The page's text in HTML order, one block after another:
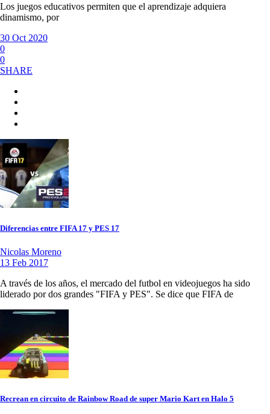
Los juegos educativos permiten que el aprendizaje adquiera
dinamismo, por
30 Oct 2020
0
0
SHARE
Diferencias entre FIFA 17 y PES 17
Nicolas Moreno
13 Feb 2017
A través de los años, el mercado del futbol en videojuegos ha sido
liderado por dos grandes "FIFA y PES". Se dice que FIFA de
Recrean en circuito de Rainbow Road de super Mario Kart en Halo 5